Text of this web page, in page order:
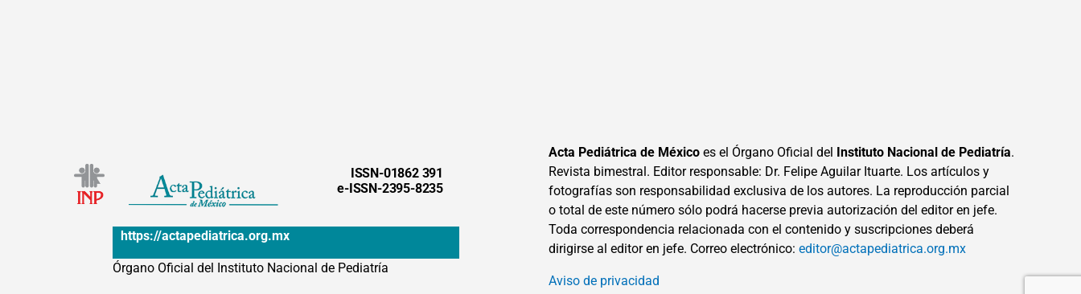
ISSN-01862 391
e-ISSN-2395-8235
https://actapediatrica.org.mx
Órgano Oficial del Instituto Nacional de Pediatría
Acta Pediátrica de México es el Órgano Oficial del Instituto Nacional de Pediatría.
Revista bimestral. Editor responsable: Dr. Felipe Aguilar Ituarte. Los artículos y
fotografías son responsabilidad exclusiva de los autores. La reproducción parcial
o total de este número sólo podrá hacerse previa autorización del editor en jefe.
Toda correspondencia relacionada con el contenido y suscripciones deberá
dirigirse al editor en jefe. Correo electrónico: editor@actapediatrica.org.mx
Aviso de privacidad